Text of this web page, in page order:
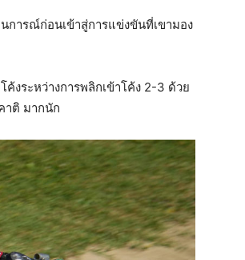
การณ์ก่อนเข้าสู่การแข่งขันที่เขามอง
งระหว่างการพลิกเข้าโค้ง 2-3 ด้วย
าติ มากนัก